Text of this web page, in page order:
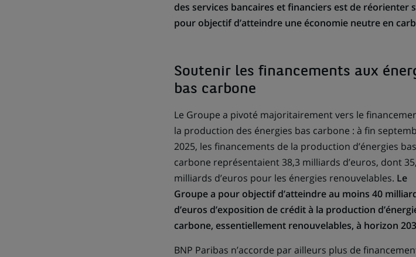
des services bancaires et financiers est de réorienter
pour objectif d’atteindre une économie neutre en
Soutenir les financements aux
bas carbone
Le Groupe a pivoté majoritairement vers le
la production des énergies bas carbone : à fin
2025, les financements de la production d’énergies bas
carbone représentaient 38,3 milliards d’euros, dont
milliards d’euros pour les énergies renouvelables. Le
Groupe a pour objectif d’atteindre au moins 40
d’euros d’exposition de crédit à la production
carbone, essentiellement renouvelables, à horizon
BNP Paribas n’accorde par ailleurs plus de